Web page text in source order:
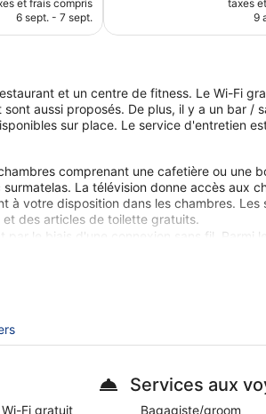
prix
et frais compris
6 sept. - 7 sept.
taxes
9
et un centre de fitness. Le Wi-Fi
aussi proposés. De plus, il y a un bar /
sur place. Le service d'entretien
comprenant une cafetière ou une
La télévision donne accès aux
à votre disposition dans les chambres. Les
des articles de toilette gratuits.
le biais d'une connexion sans fil. Parmi
; vous pouvez passer des appels
possèdent un fer / une planche à
remplacement des draps sont
de fitness.
par la piscine rafraîchissante de
Fi gratuit
Services aux
Bagagiste/groom